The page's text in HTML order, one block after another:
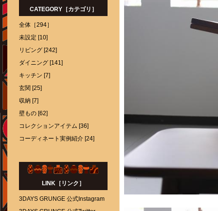
CATEGORY［カテゴリ］
全体［294］
未設定 [10]
リビング [242]
ダイニング [141]
キッチン [7]
玄関 [25]
収納 [7]
壁もの [62]
コレクションアイテム [36]
コーディネート実例紹介 [24]
LINK［リンク］
3DAYS GRUNGE 公式Instagram